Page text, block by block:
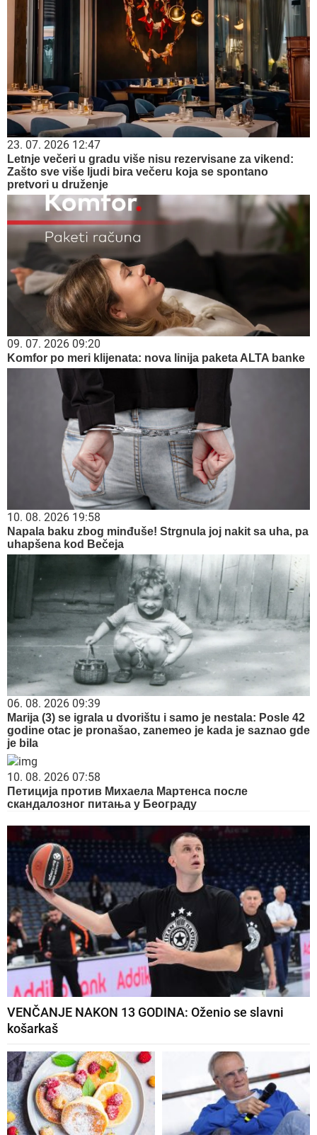
23. 07. 2026 12:47
Letnje večeri u gradu više nisu rezervisane za vikend:
Zašto sve više ljudi bira večeru koja se spontano
pretvori u druženje
09. 07. 2026 09:20
Komfor po meri klijenata: nova linija paketa ALTA banke
10. 08. 2026 19:58
Napala baku zbog minđuše! Strgnula joj nakit sa uha, pa
uhapšena kod Bečeja
06. 08. 2026 09:39
Marija (3) se igrala u dvorištu i samo je nestala: Posle 42
godine otac je pronašao, zanemeo je kada je saznao gde
je bila
10. 08. 2026 07:58
Петиција против Михаела Мартенса после
скандалозног питања у Београду
VENČANJE NAKON 13 GODINA: Oženio se slavni
košarkaš